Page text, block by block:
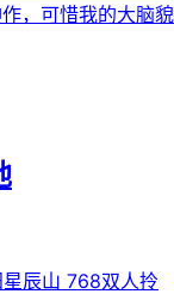
，可惜我的大脑貌
辰山 768双人拎